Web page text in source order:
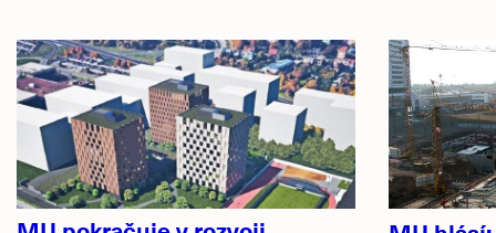
Hlavní
novinky